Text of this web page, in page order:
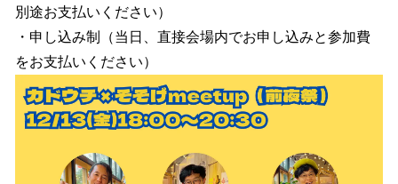
別途お支払いください）
・申し込み制（当日、直接会場内でお申し込みと参加費
をお支払いください）